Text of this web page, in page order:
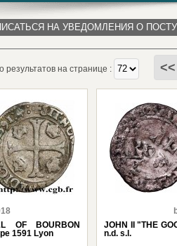
НА УВЕДОМЛЕНИЯ О
на странице : <<
OF BOURBON
1591 Lyon
JOHN II "THE
n.d. s.l.